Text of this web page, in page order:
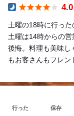
4.0
土曜の18時に行った
土曜は14時からの
後悔。料理も美味し
もお客さんもフレン
行った 保存